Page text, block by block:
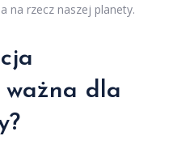
na rzecz naszej planety.
ważna dla